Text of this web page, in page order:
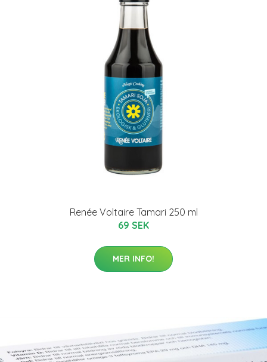
Renée Voltaire Tamari 250 ml
69 SEK
MER INFO!